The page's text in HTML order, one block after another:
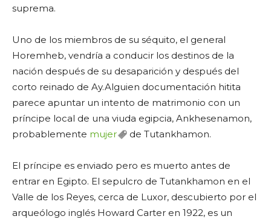
suprema.
Uno de los miembros de su séquito, el general
Horemheb, vendría a conducir los destinos de la
nación después de su desaparición y después del
corto reinado de Ay.Alguien documentación hitita
parece apuntar un intento de matrimonio con un
príncipe local de una viuda egipcia, Ankhesenamon,
probablemente mujer de Tutankhamon.
El príncipe es enviado pero es muerto antes de
entrar en Egipto. El sepulcro de Tutankhamon en el
Valle de los Reyes, cerca de Luxor, descubierto por el
arqueólogo inglés Howard Carter en 1922, es un